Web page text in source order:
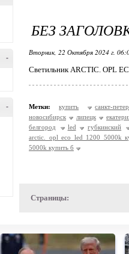
-
-
БЕЗ
Вторник, 22 Октября 2024 г.
Светильник ARCTIC. OPL
Метки: купить
санкт-
новосибирск
липецк
белгород
led
губкинский
arctic. opl eco led 1200 5000k
5000k купить б
Страницы: